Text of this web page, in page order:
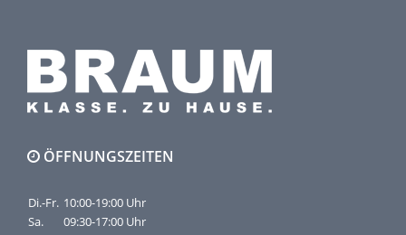
ÖFFNUNGSZEITEN
Di.-Fr. 10:00-19:00 Uhr
Sa.
09:30-17:00 Uhr